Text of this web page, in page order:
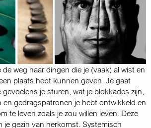
weg naar dingen die je (vaak) al wist en
plaats hebt kunnen geven. Je gaat
gevoelens je sturen, wat je blokkades zijn,
en gedragspatronen je hebt ontwikkeld en
te leven zoals je zou willen leven. Deze
je gezin van herkomst. Systemisch